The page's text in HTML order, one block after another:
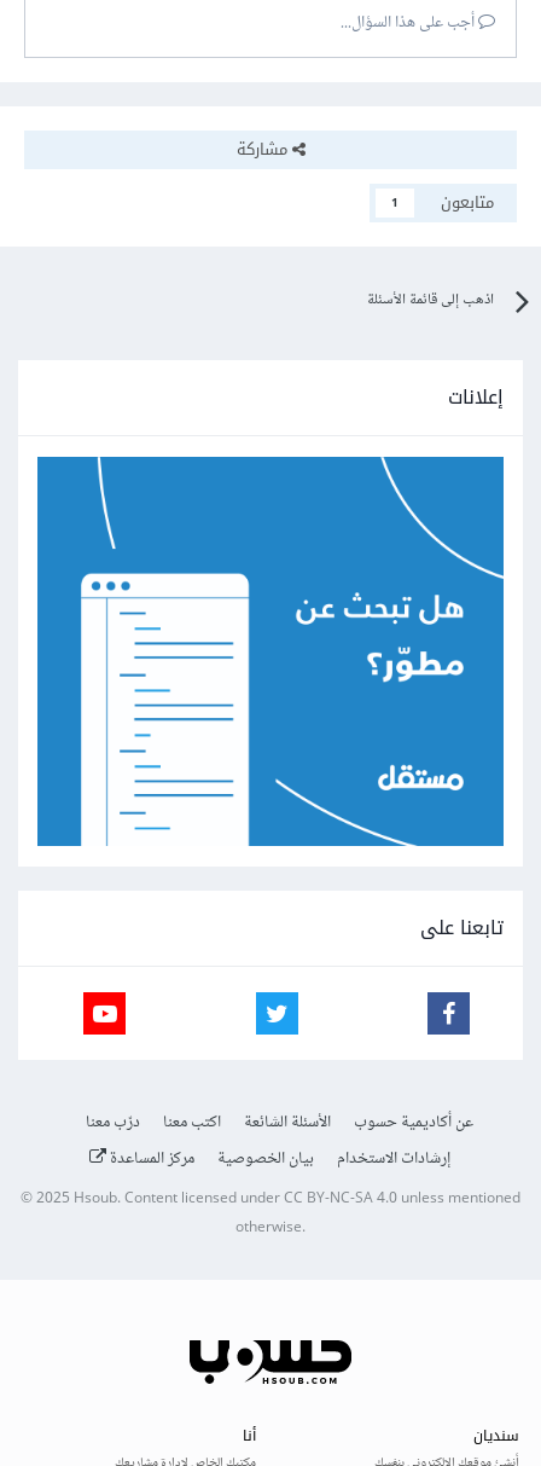
أجب على هذا السؤال...
مشاركة
متابعون
1
اذهب إلى قائمة الأسئلة
إعلانات
تابعنا على
عن أكاديمية حسوب الأسئلة الشائعة اكتب معنا
درّب معنا
إرشادات الاستخدام
بيان الخصوصية مركز المساعدة
© 2025Hsoub.Content licensed underCC BY-NC-SA 4.0unless mentioned
otherwise.